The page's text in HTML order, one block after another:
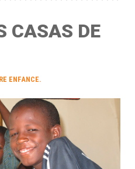
CASAS DE
ENFANCE.